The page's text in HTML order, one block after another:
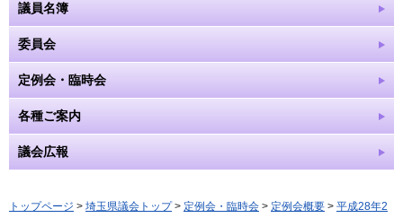
議員名簿
委員会
定例会・臨時会
各種ご案内
議会広報
トップページ > 埼玉県議会トップ> 定例会・臨時会 > 定例会概要 > 平成28年2